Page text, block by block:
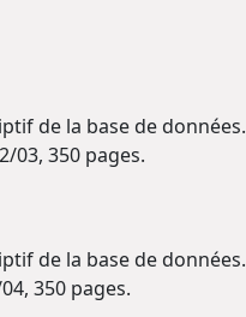
de la base de données.
03, 350 pages.
de la base de données.
350 pages.